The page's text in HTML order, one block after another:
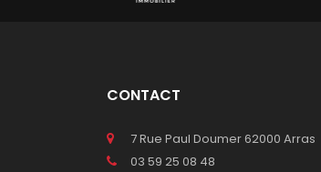
CONTACT
7 Rue Paul Doumer 62000 Arras
03 59 25 08 48